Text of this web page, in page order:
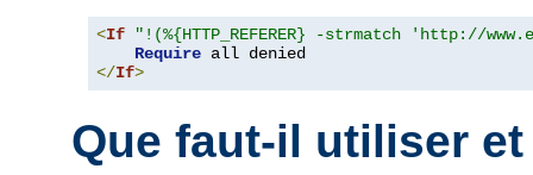
<If
"!(%{HTTP_REFERER} -strmatch 'http://
Require
</If>
Que faut-il utiliser